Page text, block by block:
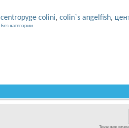
centropyge colini, colin`s angelfish,
Без категории